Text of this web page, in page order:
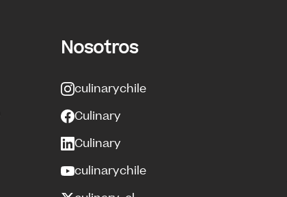
Nosotros
culinarychile
Culinary
Culinary
culinarychile